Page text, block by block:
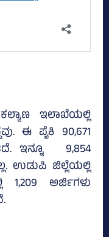
ಇಲಾಖೆಯಲ್ಲಿ
ಈ ಪೈಕಿ 90,671
ಇನ್ನೂ 9,854
ಉಡುಪಿ ಜಿಲ್ಲೆಯಲ್ಲಿ
1,209 ಅರ್ಜಿಗಳು